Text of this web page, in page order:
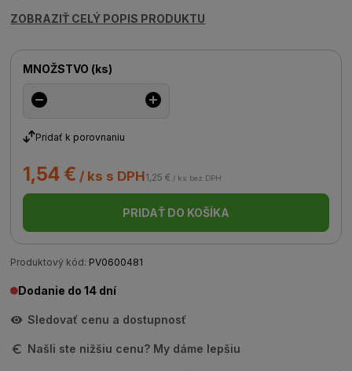
ZOBRAZIŤ CELÝ POPIS PRODUKTU
MNOŽSTVO (ks)
Pridať k porovnaniu
1,54 € / ks s DPH1,25 € / ks bez DPH
PRIDAŤ DO KOŠÍKA
Produktový kód: PV0600481
Dodanie do 14 dní
Sledovať cenu a dostupnosť
Našli ste nižšiu cenu? My dáme lepšiu